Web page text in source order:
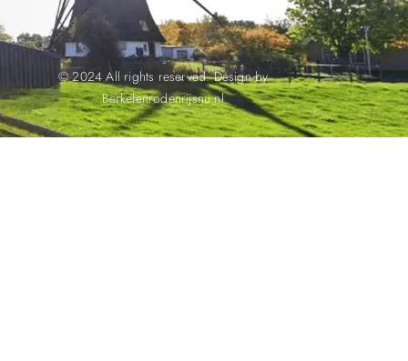
© 2024 All rights reserved. Design by
Berkelenrodenrijsnu.nl